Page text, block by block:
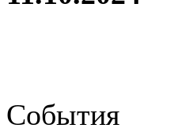
События